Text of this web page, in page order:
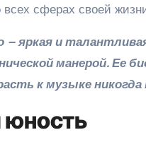
сферах своей
– яркая и
манерой. Ее
к музыке никогда
юность